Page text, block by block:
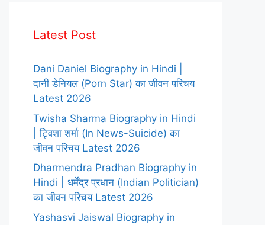
Latest Post
Dani Daniel Biography in Hindi |
दानी डेनियल (Porn Star) का जीवन परिचय
Latest 2026
Twisha Sharma Biography in Hindi
| ट्विशा शर्मा (In News-Suicide) का
जीवन परिचय Latest 2026
Dharmendra Pradhan Biography in
Hindi | धर्मेंद्र प्रधान (Indian Politician)
का जीवन परिचय Latest 2026
Yashasvi Jaiswal Biography in